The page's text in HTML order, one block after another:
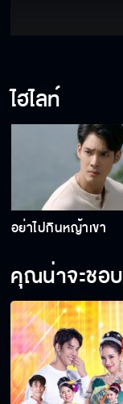
ไฮไลท์
อย่าไปกินหญ้าเขา
คุณน่าจะชอบ